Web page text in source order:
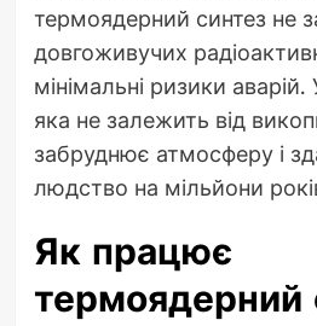
термоядерний синтез не
довгоживучих
мінімальні ризики аварій.
яка не залежить від
забруднює атмосферу і
людство на мільйони
Як працює
термоядерний